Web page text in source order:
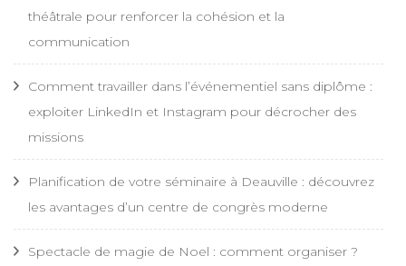
théâtrale pour renforcer la cohésion et la
communication
Comment travailler dans l’événementiel sans diplôme :
exploiter LinkedIn et Instagram pour décrocher des
missions
Planification de votre séminaire à Deauville : découvrez
les avantages d’un centre de congrès moderne
Spectacle de magie de Noel : comment organiser ?